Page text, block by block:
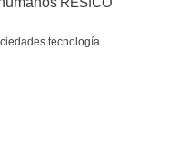
RESICO
tecnología